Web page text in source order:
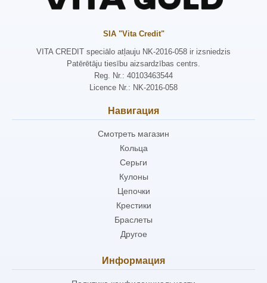
SIA "Vita Credit"
VITA CREDIT speciālo atļauju NK-2016-058 ir izsniedzis
Patērētāju tiesību aizsardzības centrs.
Reg. Nr.: 40103463544
Licence Nr.: NK-2016-058
Навигация
Смотреть магазин
Кольца
Серьги
Кулоны
Цепочки
Крестики
Браслеты
Другое
Информация